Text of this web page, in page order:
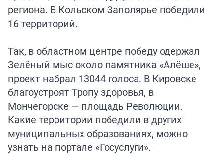
региона. В Кольском Заполярье победили
16 территорий.
Так, в областном центре победу одержал
Зелёный мыс около памятника «Алёше»,
проект набрал 13044 голоса. В Кировске
благоустроят Тропу здоровья, в
Мончегорске — площадь Революции.
Какие территории победили в других
муниципальных образованиях, можно
узнать на портале «Госуслуги».